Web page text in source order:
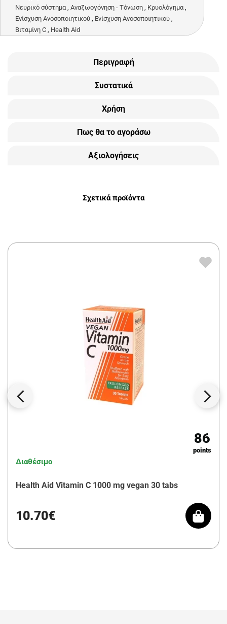
Νευρικό σύστημα, Αναζωογόνηση - Τόνωση , Κρυολόγημα,
Ενίσχυση Ανοσοποιητικού , Ενίσχυση Ανοσοποιητικού ,
Βιταμίνη C , Health Aid
Περιγραφή
Συστατικά
Χρήση
Πως θα το αγοράσω
Αξιολογήσεις
Σχετικά προϊόντα
86
points
Διαθέσιμο
Health Aid Vitamin C 1000 mg vegan 30 tabs
10.70€